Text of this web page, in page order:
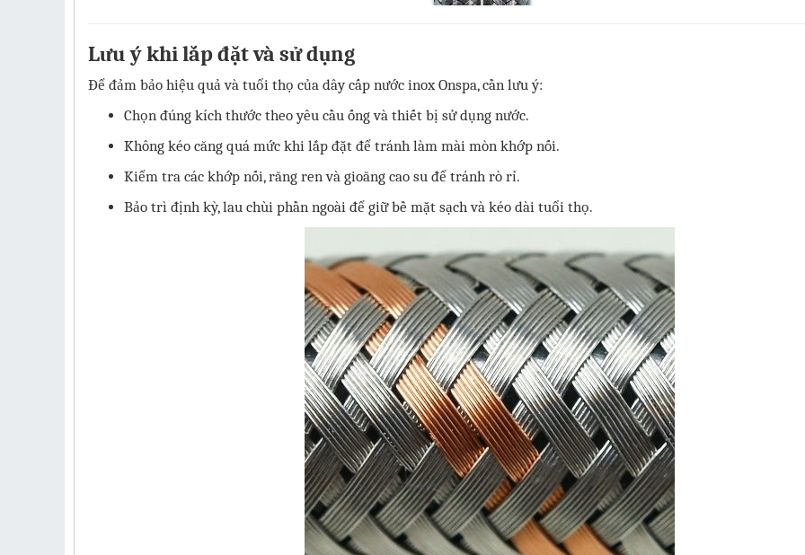
Lưu ý khi lắp đặt và sử dụng
Để đảm bảo hiệu quả và tuổi thọ của dây cấp nước inox Onspa, cần lưu ý:
Chọn đúng kích thước theo yêu cầu ống và thiết bị sử dụng nước.
Không kéo căng quá mức khi lắp đặt để tránh làm mài mòn khớp nối.
Kiểm tra các khớp nối, răng ren và gioăng cao su để tránh rò rỉ.
Bảo trì định kỳ, lau chùi phần ngoài để giữ bề mặt sạch và kéo dài tuổi thọ.